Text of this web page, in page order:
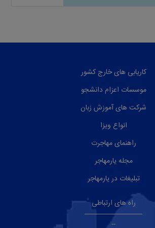
کاریابی های خارج کشور
موسسات اعزام دانشجو
شرکت های آموزش زبان
انواع ویزا
راهنمای مهاجرت
مجله یارمهاجر
تبلیغات در یارمهاجر
راه های ارتباطی
--